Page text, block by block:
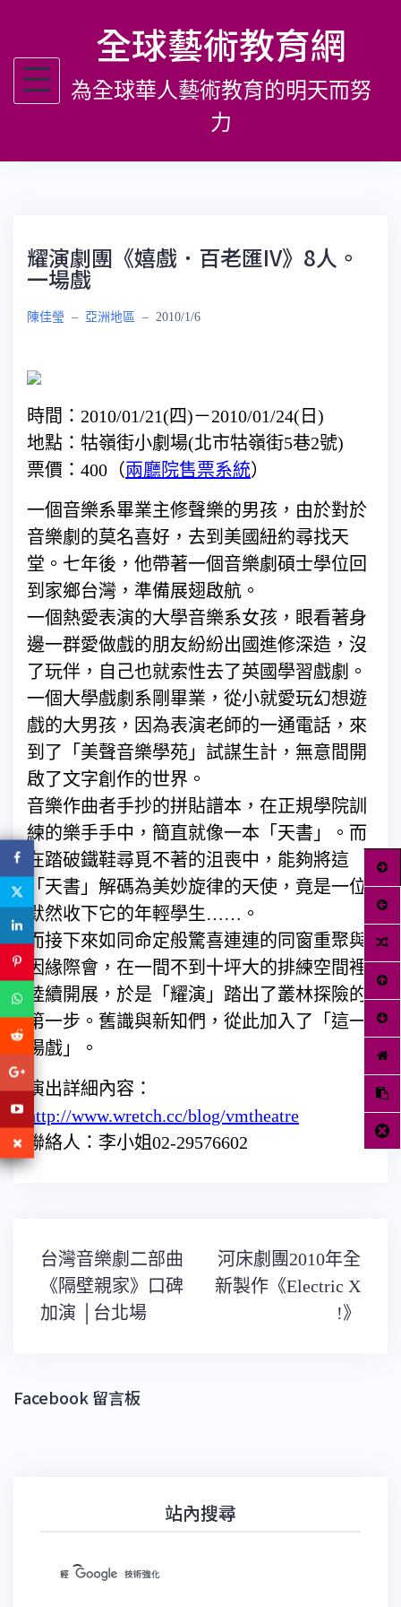
主
全球藝術教育網
為全球華人藝術教育的明天而努
力
耀演劇團《嬉戲．百老匯IV》8人。
一場戲
陳佳瑩 – 亞洲地區 – 2010/1/6
時間：2010/01/21(四)－2010/01/24(日)
地點：牯嶺街小劇場(北市牯嶺街5巷2號)
票價：400（兩廳院售票系統）
一個音樂系畢業主修聲樂的男孩，由於對於
音樂劇的莫名喜好，去到美國紐約尋找天
堂。七年後，他帶著一個音樂劇碩士學位回
到家鄉台灣，準備展翅啟航。
一個熱愛表演的大學音樂系女孩，眼看著身
邊一群愛做戲的朋友紛紛出國進修深造，沒
了玩伴，自己也就索性去了英國學習戲劇。
一個大學戲劇系剛畢業，從小就愛玩幻想遊
戲的大男孩，因為表演老師的一通電話，來
到了「美聲音樂學苑」試謀生計，無意間開
啟了文字創作的世界。
音樂作曲者手抄的拼貼譜本，在正規學院訓
練的樂手手中，簡直就像一本「天書」。而
在踏破鐵鞋尋覓不著的沮喪中，能夠將這
「天書」解碼為美妙旋律的天使，竟是一位
默然收下它的年輕學生……。
而接下來如同命定般驚喜連連的同窗重聚與
因緣際會，在一間不到十坪大的排練空間裡
陸續開展，於是「耀演」踏出了叢林探險的
第一步。舊識與新知們，從此加入了「這一
場戲」。
演出詳細內容：
http://www.wretch.cc/blog/vmtheatre
聯絡人：李小姐02-29576602
文
章
導
覽
台灣音樂劇二部曲
《隔壁親家》口碑
加演 │台北場
河床劇團2010年全
新製作《Electric X
!》
Facebook 留言板
站內搜尋